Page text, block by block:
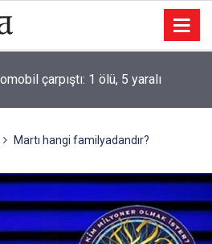
çarpıştı: 1 ölü, 5 yaralı
Martı hangi familyadandır?